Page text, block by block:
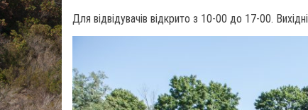
Для відвідувачів відкрито з 10-00 до 17-00.